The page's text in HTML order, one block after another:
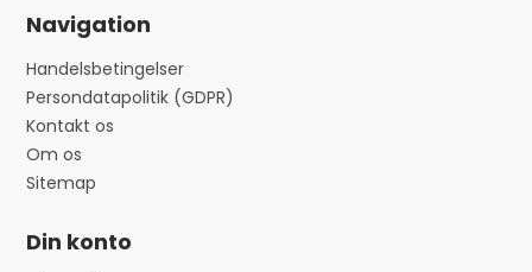
Navigation
Handelsbetingelser
Persondatapolitik (GDPR)
Kontakt os
Om os
Sitemap
Din konto